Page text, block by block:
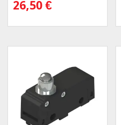
26,50 €